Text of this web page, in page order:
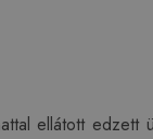
ellátott edzett